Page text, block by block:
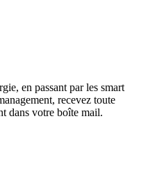
en passant par les smart
recevez toute
dans votre boîte mail.